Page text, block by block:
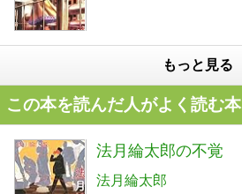
もっと見る
この本を読んだ人がよく読む本
法月綸太郎の不覚
法月綸太郎